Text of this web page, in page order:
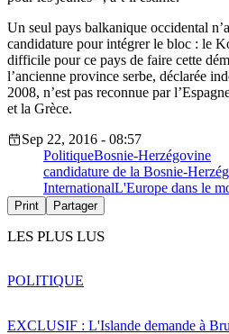
Un seul pays balkanique occidental
candidature pour intégrer le bloc : le
difficile pour ce pays de faire cette
l’ancienne province serbe, déclarée
2008, n’est pas reconnue par
et la Grèce.
Sep 22, 2016 - 08:57
PolitiqueBosnie-Herzégovine
candidature de la Bosnie-
InternationalL'Europe dans le
Print Partager
LES PLUS LUS
EXCLUSIF : L'Islande demande à
POLITIQUE